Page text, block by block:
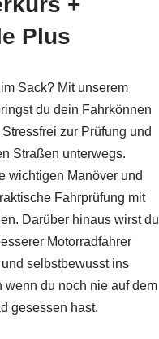
Plus
Sack? Mit unserem
du dein Fahrkönnen
zur Prüfung und
Straßen unterwegs.
wichtigen Manöver und
Fahrprüfung mit
Darüber hinaus wirst du
Motorradfahrer
selbstbewusst ins
wenn du noch nie auf dem
gesessen hast.